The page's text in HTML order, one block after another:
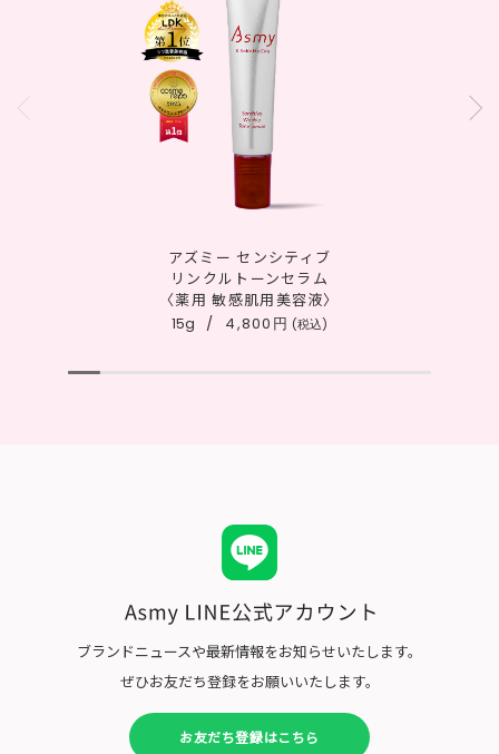
アズミー センシティブ
リンクルトーンセラム
〈薬用 敏感肌用美容液〉
15g
4,800円 (税込)
ブランドニュースや最新情報をお知らせいたします。
ぜひお友だち登録をお願いいたします。
お友だち登録はこちら